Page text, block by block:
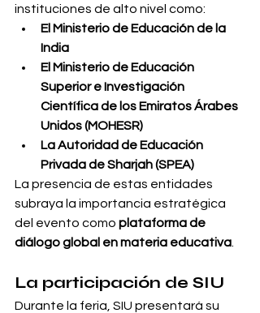
instituciones de alto nivel como:
El Ministerio de Educación de la
India
El Ministerio de Educación
Superior e Investigación
Científica de los Emiratos Árabes
Unidos (MOHESR)
La Autoridad de Educación
Privada de Sharjah (SPEA)
La presencia de estas entidades
subraya la importancia estratégica
del evento como plataforma de
diálogo global en materia educativa
La participación de SIU
Durante la feria, SIU presentará su